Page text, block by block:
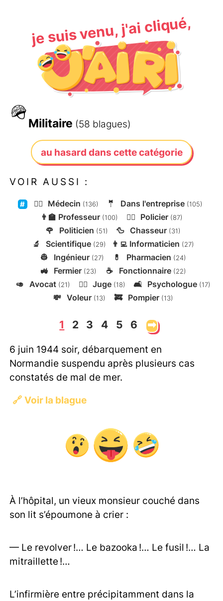
je suis venu, j'ai cliqué,
🪖
Militaire (58 blagues)
au hasard dans cette catégorie
VOIR AUSSI :
👨‍⚕️ Médecin (136) 🤵 Dans l'entreprise (105)
👨‍🏫 Professeur (100) 👮‍♂️ Policier (87)
🌹 Politicien (51) 🦆 Chasseur (31)
🔬 Scientifique (29) 👨‍💻Informaticien (27)
👷 Ingénieur (27) 💊 Pharmacien (24)
🚜 Fermier (23) ☕ Fonctionnaire (22)
🥑 Avocat (21) 👨‍⚖️ Juge (18) 🛋️ Psychologue (17)
💸 Voleur (13) 🚒 Pompier (13)
1 2 3 4 5 6 ➡
6 juin 1944 soir, débarquement en
Normandie suspendu après plusieurs cas
constatés de mal de mer.
🔗 Voir la blague
À l’hôpital, un vieux monsieur couché dans
son lit s’époumone à crier :
— Le revolver !… Le bazooka !… Le fusil !… La
mitraillette !…
L’infirmière entre précipitamment dans la